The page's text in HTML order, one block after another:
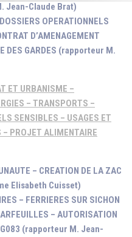
Jean-Claude Brat)
OPERATIONNELS
D’AMENAGEMENT
DES GARDES (rapporteur M.
ET URBANISME –
– TRANSPORTS –
SENSIBLES – USAGES ET
– PROJET ALIMENTAIRE
– CREATION DE LA ZAC
Elisabeth Cuisset)
– FERRIERES SUR SICHON
– AUTORISATION
(rapporteur M. Jean-